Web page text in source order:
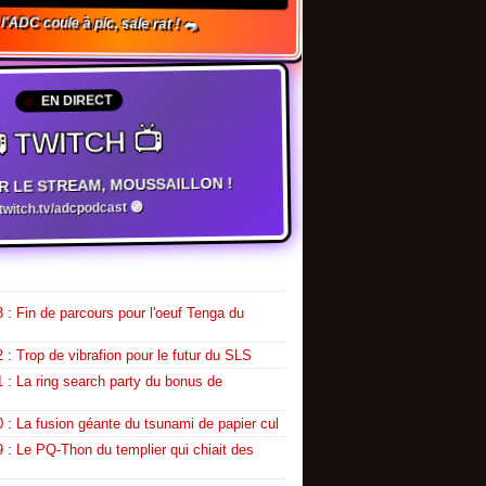
coule à pic, sale rat ! 🐀
EN DIRECT
TWITCH 📺
LE STREAM, MOUSSAILLON !
adcpodcast 🟣
: Fin de parcours pour l'oeuf Tenga du
: Trop de vibrafion pour le futur du SLS
: La ring search party du bonus de
: La fusion géante du tsunami de papier cul
: Le PQ-Thon du templier qui chiait des